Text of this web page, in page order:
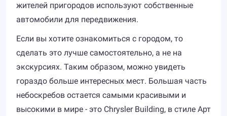
жителей пригородов используют собственные
автомобили для передвижения.
Если вы хотите ознакомиться с городом, то
сделать это лучше самостоятельно, а не на
экскурсиях. Таким образом, можно увидеть
гораздо больше интересных мест. Большая часть
небоскребов остается самыми красивыми и
высокими в мире - это Chrysler Building, в стиле Арт